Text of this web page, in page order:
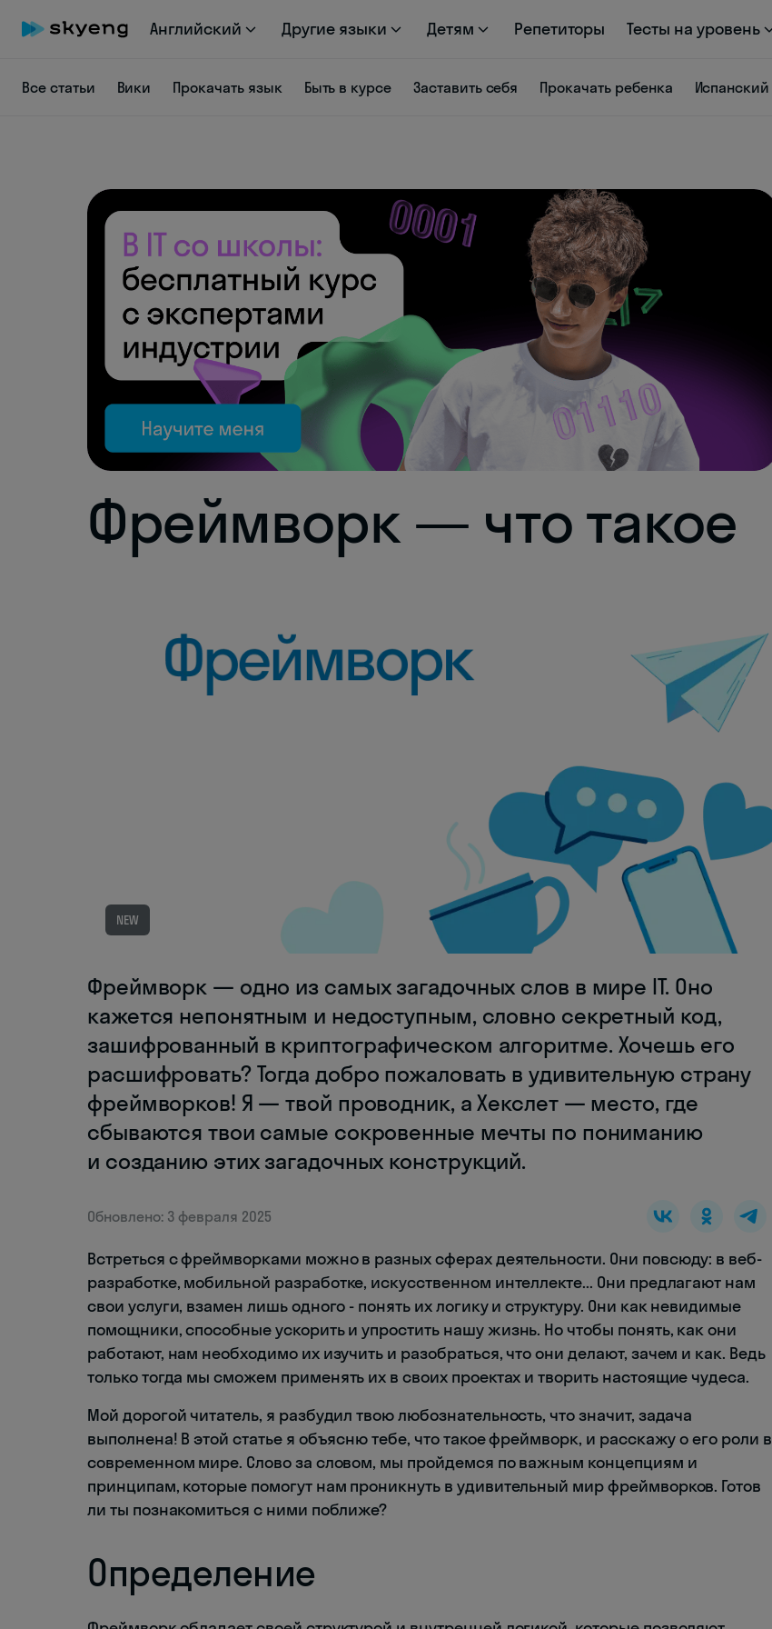
Английский Другие языки Детям Репетиторы Тесты на уровень
Все статьи Вики Прокачать язык Быть в курсе Заставить себя Прокачать ребенка Испанский
Фреймворк — что такое
NEW
Фреймворк — одно из самых загадочных слов в мире IT. Оно
кажется непонятным и недоступным, словно секретный код,
зашифрованный в криптографическом алгоритме. Хочешь его
расшифровать? Тогда добро пожаловать в удивительную страну
фреймворков! Я — твой проводник, а Хекслет — место, где
сбываются твои самые сокровенные мечты по пониманию
и созданию этих загадочных конструкций.
Обновлено: 3 февраля 2025
Встреться с фреймворками можно в разных сферах деятельности. Они повсюду: в веб-
разработке, мобильной разработке, искусственном интеллекте... Они предлагают нам
свои услуги, взамен лишь одного - понять их логику и структуру. Они как невидимые
помощники, способные ускорить и упростить нашу жизнь. Но чтобы понять, как они
работают, нам необходимо их изучить и разобраться, что они делают, зачем и как. Ведь
только тогда мы сможем применять их в своих проектах и творить настоящие чудеса.
Мой дорогой читатель, я разбудил твою любознательность, что значит, задача
выполнена! В этой статье я объясню тебе, что такое фреймворк, и расскажу о его роли в
современном мире. Слово за словом, мы пройдемся по важным концепциям и
принципам, которые помогут нам проникнуть в удивительный мир фреймворков. Готов
ли ты познакомиться с ними поближе?
Определение